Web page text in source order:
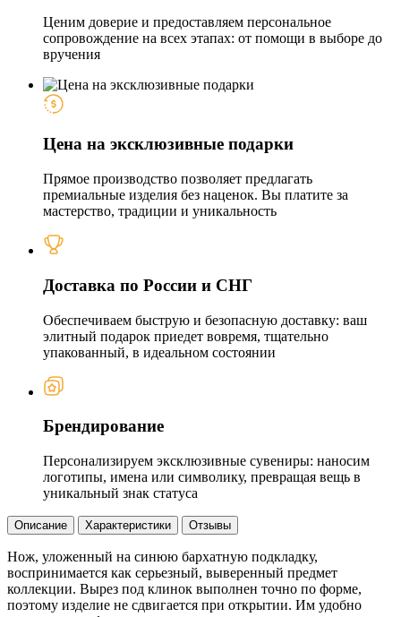
Ценим доверие и предоставляем персональное
сопровождение на всех этапах: от помощи в выборе до
вручения
Цена на эксклюзивные подарки
Прямое производство позволяет предлагать
премиальные изделия без наценок. Вы платите за
мастерство, традиции и уникальность
Доставка по России и СНГ
Обеспечиваем быструю и безопасную доставку: ваш
элитный подарок приедет вовремя, тщательно
упакованный, в идеальном состоянии
Брендирование
Персонализируем эксклюзивные сувениры: наносим
логотипы, имена или символику, превращая вещь в
уникальный знак статуса
Описание Характеристики Отзывы
Нож, уложенный на синюю бархатную подкладку,
воспринимается как серьезный, выверенный предмет
коллекции. Вырез под клинок выполнен точно по форме,
поэтому изделие не сдвигается при открытии. Им удобно